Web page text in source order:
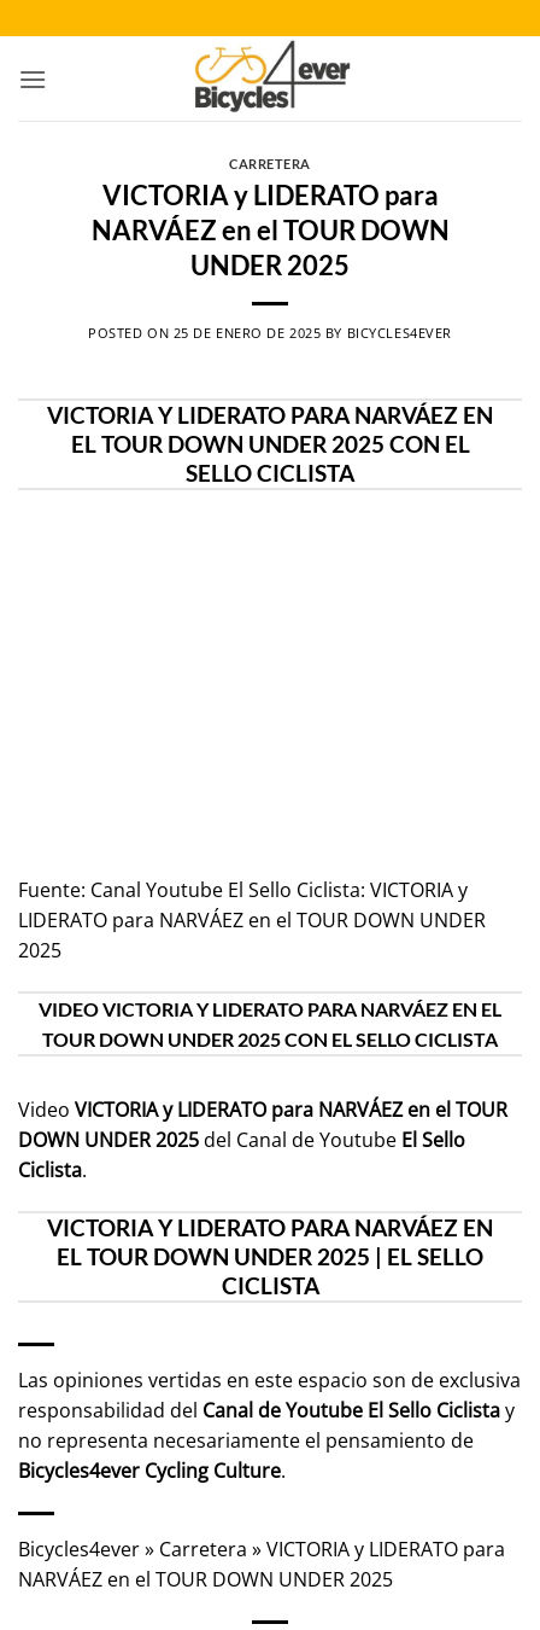
al
contenido
CARRETERA
VICTORIA y LIDERATO para
NARVÁEZ en el TOUR DOWN
UNDER 2025
POSTED ON 25 DE ENERO DE 2025 BY BICYCLES4EVER
VICTORIA Y LIDERATO PARA NARVÁEZ EN
EL TOUR DOWN UNDER 2025 CON EL
SELLO CICLISTA
Fuente: Canal Youtube El Sello Ciclista: VICTORIA y
LIDERATO para NARVÁEZ en el TOUR DOWN UNDER
2025
VIDEO VICTORIA Y LIDERATO PARA NARVÁEZ EN EL
TOUR DOWN UNDER 2025 CON EL SELLO CICLISTA
Video VICTORIA y LIDERATO para NARVÁEZ en el TOUR
DOWN UNDER 2025del Canal de Youtube El Sello
Ciclista.
VICTORIA Y LIDERATO PARA NARVÁEZ EN
EL TOUR DOWN UNDER 2025 | EL SELLO
CICLISTA
Las opiniones vertidas en este espacio son de exclusiva
responsabilidad del Canal de Youtube El Sello Ciclistay
no representa necesariamente el pensamiento de
Bicycles4ever Cycling Culture.
Bicycles4ever» Carretera »VICTORIA y LIDERATO para
NARVÁEZ en el TOUR DOWN UNDER 2025